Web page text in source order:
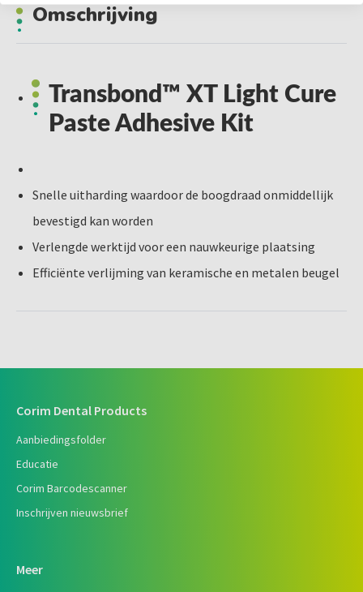
Omschrijving
Transbond™ XT Light Cure
Paste Adhesive Kit
Snelle uitharding waardoor de boogdraad onmiddellijk
bevestigd kan worden
Verlengde werktijd voor een nauwkeurige plaatsing
Efficiënte verlijming van keramische en metalen beugel
Corim Dental Products
Aanbiedingsfolder
Educatie
Corim Barcodescanner
Inschrijven nieuwsbrief
Meer